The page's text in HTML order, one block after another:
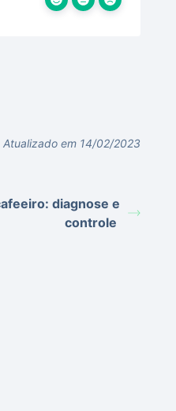
Atualizado em 14/02/2023
diagnose e
controle